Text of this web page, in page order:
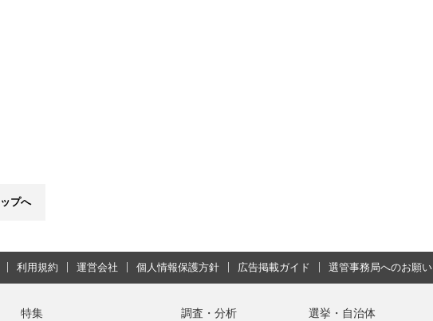
プへ
利用規約 運営会社 個人情報保護方針 広告掲載ガイド 選管事務局へのお願い
特集 調査・分析 選挙・自治体